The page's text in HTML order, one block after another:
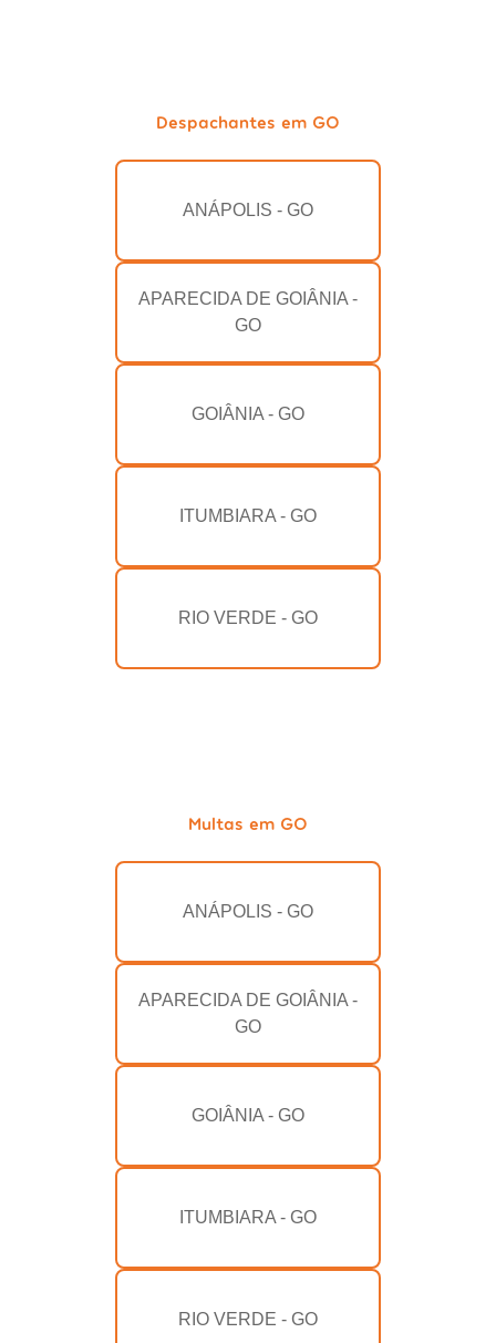
Despachantes em GO
ANÁPOLIS - GO
APARECIDA DE GOIÂNIA -
GO
GOIÂNIA - GO
ITUMBIARA - GO
RIO VERDE - GO
Multas em GO
ANÁPOLIS - GO
APARECIDA DE GOIÂNIA -
GO
GOIÂNIA - GO
ITUMBIARA - GO
RIO VERDE - GO